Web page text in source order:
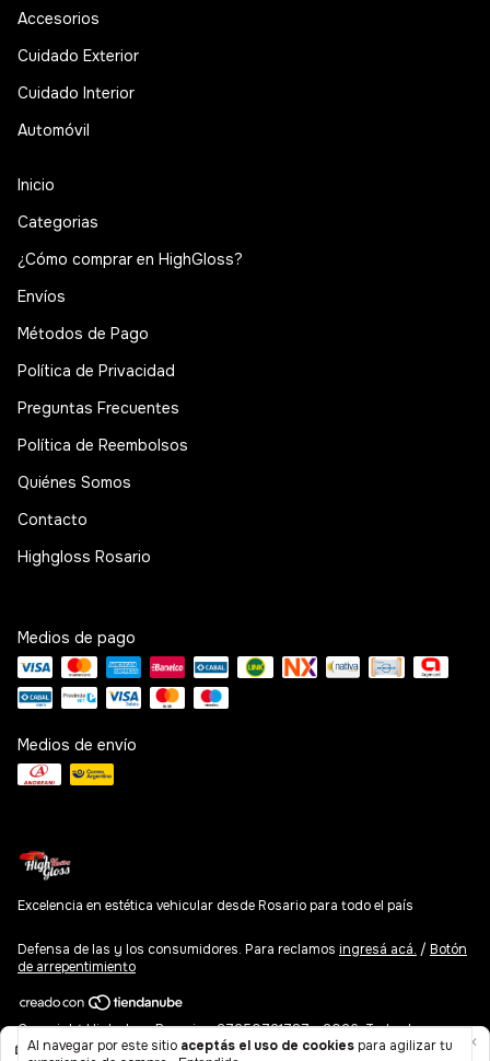
Al navegar por este sitio aceptás el uso de cookies para agilizar tu
Accesorios
Cuidado Exterior
Cuidado Interior
Automóvil
Inicio
Categorias
¿Cómo comprar en HighGloss?
Envíos
Métodos de Pago
Política de Privacidad
Preguntas Frecuentes
Política de Reembolsos
Quiénes Somos
Contacto
Highgloss Rosario
Medios de pago
Medios de envío
Excelencia en estética vehicular desde Rosario para todo el país
Defensa de las y los consumidores. Para reclamos ingresá acá. / Botón
de arrepentimiento
Copyright Highgloss Rosario - 27250721787 - 2026. Todos los
derechos reservados.